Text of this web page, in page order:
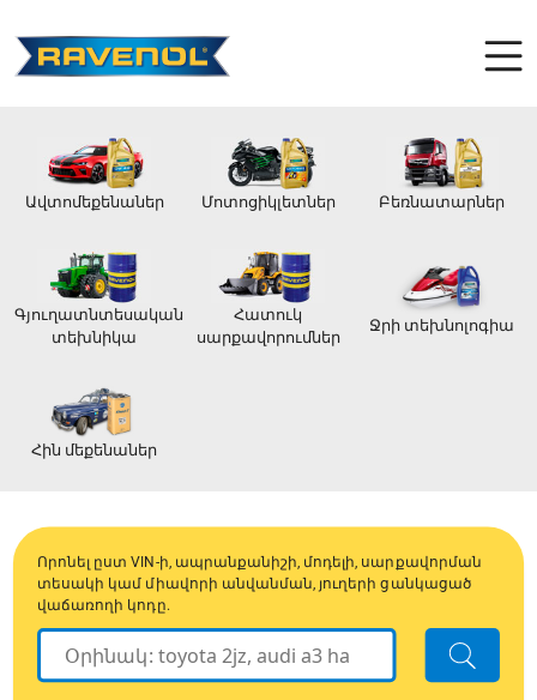
Ավտոմեքենաներ Մոտոցիկլետներ Բեռնատարներ
Գյուղատնտեսական
տեխնիկա
Հատուկ
սարքավորումներ
Ջրի տեխնոլոգիա
Հին մեքենաներ
Որոնել ըստ VIN-ի, ապրանքանիշի, մոդելի, սարքավորման
տեսակի կամ միավորի անվանման, յուղերի ցանկացած
վաճառողի կոդը.